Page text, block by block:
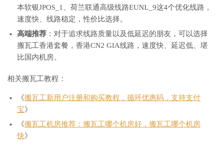
本软银JPOS_1、荷兰联通高级线路EUNL_9这4个优化线路，
速度快、线路稳定，性价比选择。
高端推荐 ：对于追求线路质量以及低延迟的朋友，可以选择
搬瓦工香港套餐，香港CN2 GIA线路，速度快、延迟低、堪
比国内机房。
相关搬瓦工教程：
《搬瓦工新用户注册和购买教程，循环优惠码，支持支付
宝》
《搬瓦工机房推荐：搬瓦工哪个机房好，搬瓦工哪个机房
快》